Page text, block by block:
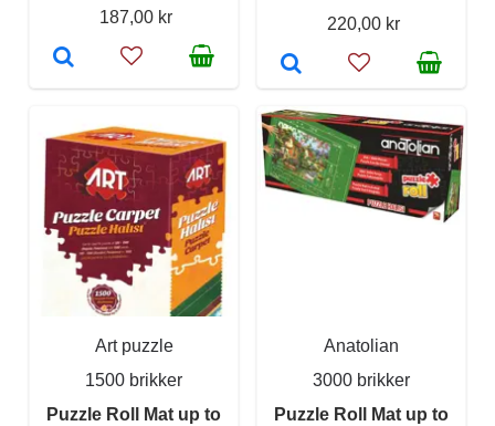
187,00 kr
220,00 kr
Art puzzle
1500 brikker
Puzzle Roll Mat up to
Anatolian
3000 brikker
Puzzle Roll Mat up to